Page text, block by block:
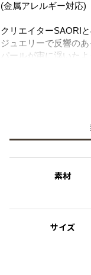
(金属アレルギー対応)
クリエイターSAORI
ジュエリーで反響の
パールが宙に浮いた
K18ゴールドコーテ
※ニッケルフリー
金属製のアクセサリ
素材
サイズ